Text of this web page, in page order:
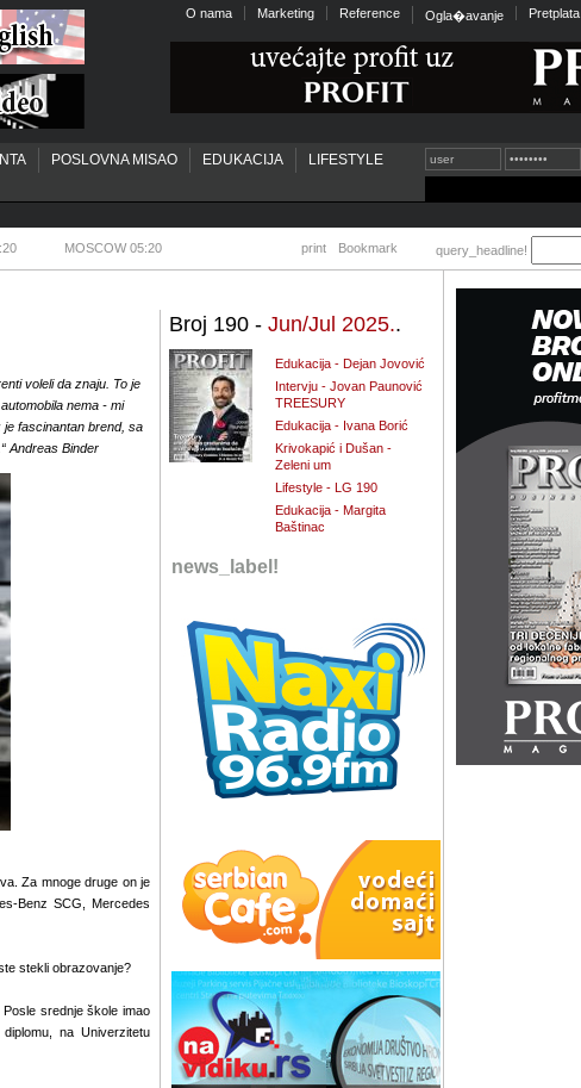
POSLOVNA MISAO EDUKACIJA
LIFESTYLE
O nama Marketing Reference Ogla�avanje Pretplata
MOSCOW 05:20 print Bookmark query_headline!
voleli da znaju. To je
nema - mi
je fascinantan brend, sa
Andreas Binder
Za mnoge druge on je
Benz SCG, Mercedes
stekli obrazovanje?
srednje škole imao
na Univerzitetu
Broj 190 - Jun/Jul 2025..
Edukacija - Dejan Jovović
Intervju - Jovan Paunović
TREESURY
Edukacija - Ivana Borić
Krivokapić i Dušan -
Zeleni um
Lifestyle - LG 190
Edukacija - Margita
Baštinac
news_label!